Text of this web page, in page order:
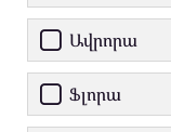
Ավրորա
Ֆլորա